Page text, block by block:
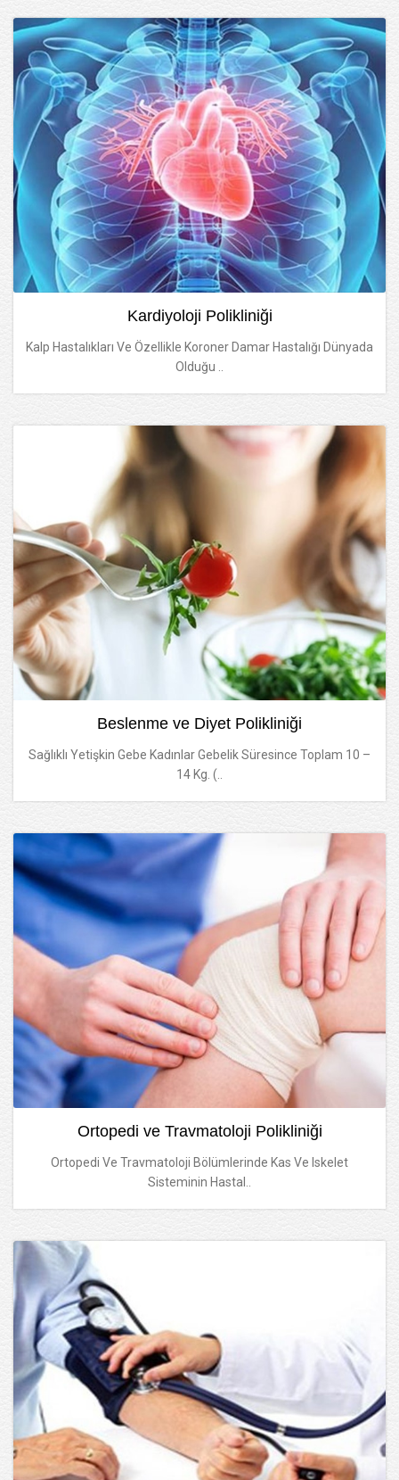
Kardiyoloji Polikliniği
Kalp Hastalıkları Ve Özellikle Koroner Damar Hastalığı Dünyada
Olduğu ..
Beslenme ve Diyet Polikliniği
Sağlıklı Yetişkin Gebe Kadınlar Gebelik Süresince Toplam 10 –
14 Kg. (..
Ortopedi ve Travmatoloji Polikliniği
Ortopedi Ve Travmatoloji Bölümlerinde Kas Ve Iskelet
Sisteminin Hastal..